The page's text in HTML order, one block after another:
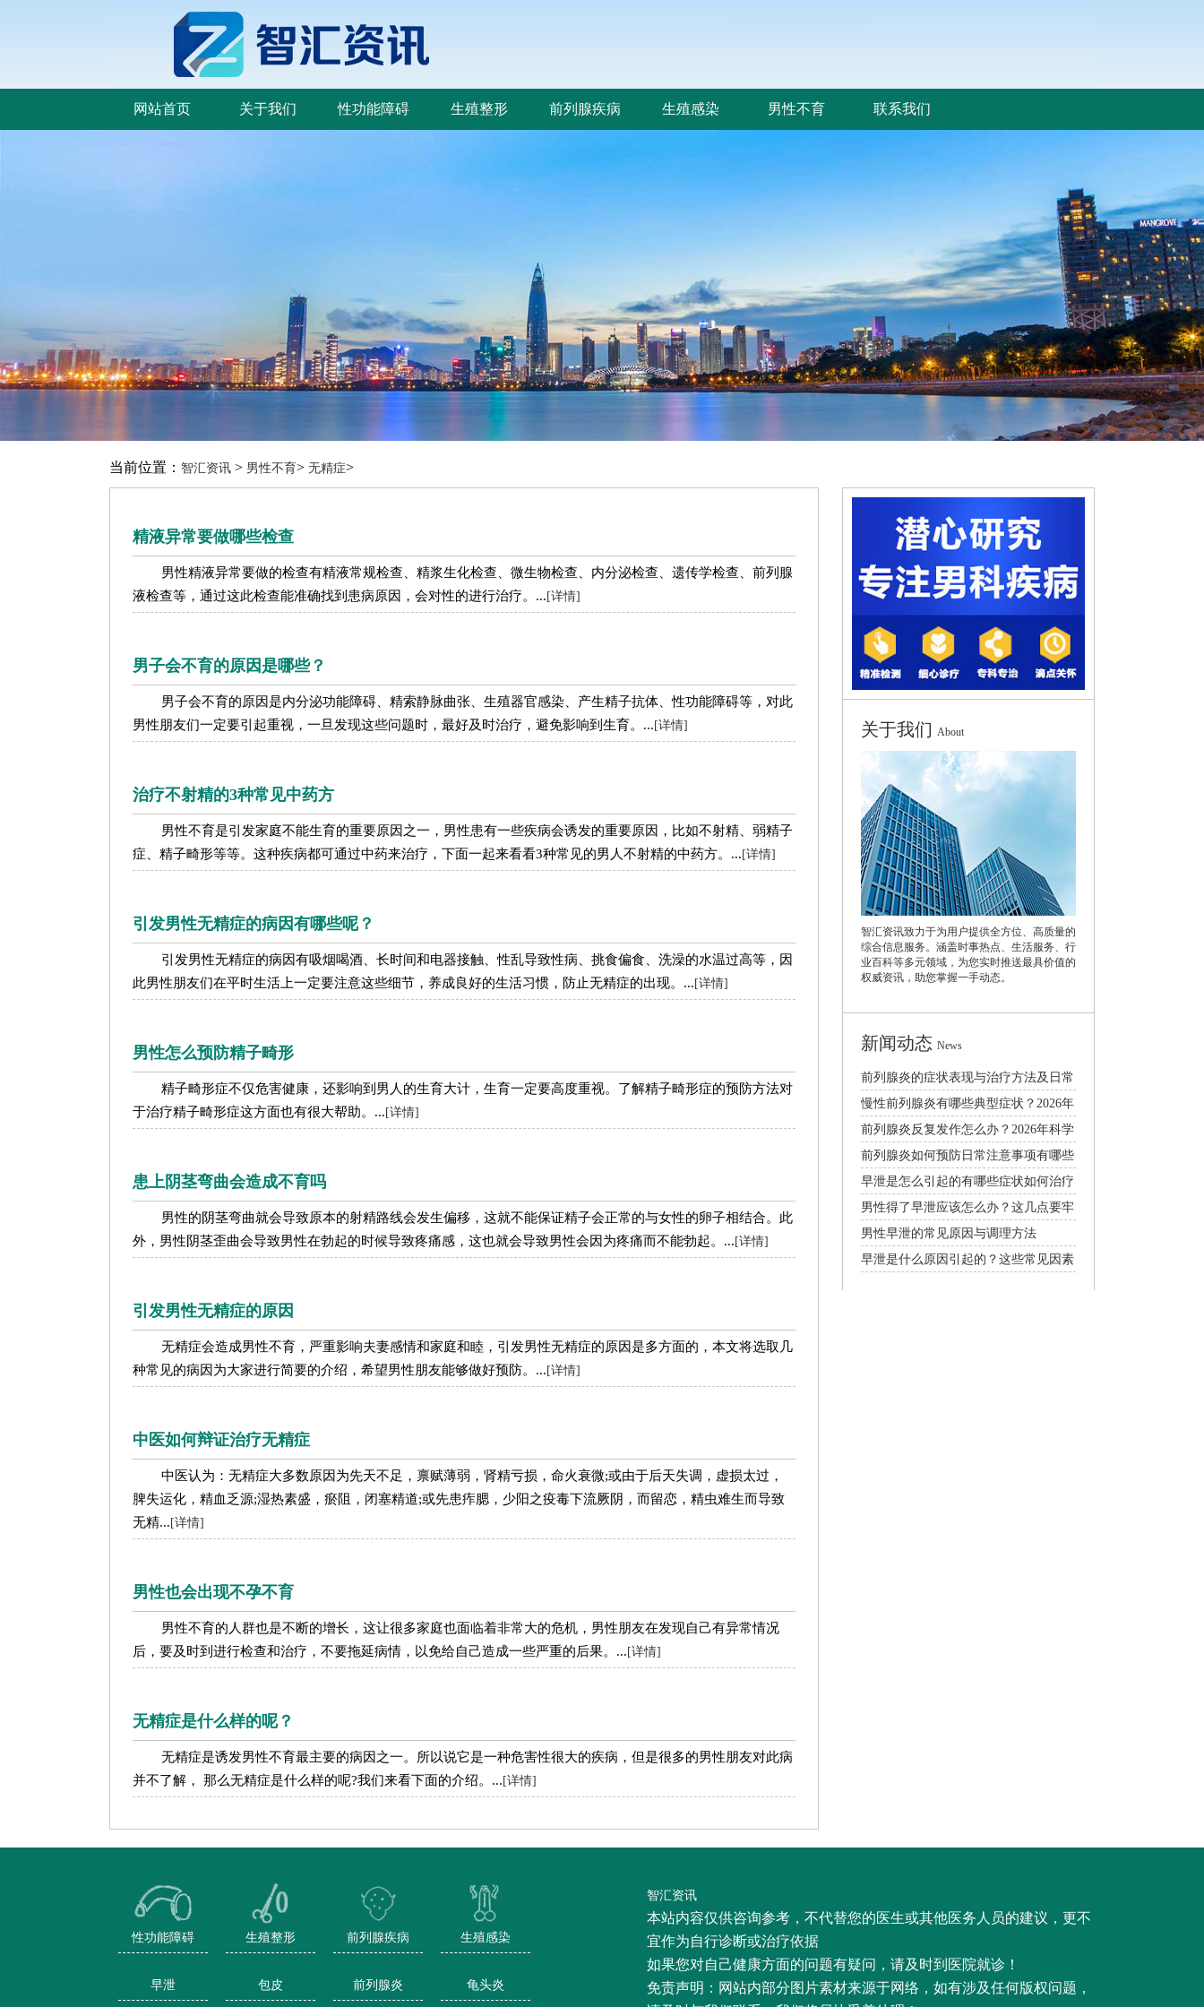
网站首页 关于我们 性功能障碍 生殖整形 前列腺疾病 生殖感染 男性不育 联系我们
当前位置： 智汇资讯 > 男性不育> 无精症>
精液异常要做哪些检查
男性精液异常要做的检查有精液常规检查、精浆生化检查、微生物检查、内分泌检查、遗传学检查、前列腺
液检查等，通过这此检查能准确找到患病原因，会对性的进行治疗。...[详情]
男子会不育的原因是哪些？
男子会不育的原因是内分泌功能障碍、精索静脉曲张、生殖器官感染、产生精子抗体、性功能障碍等，对此
男性朋友们一定要引起重视，一旦发现这些问题时，最好及时治疗，避免影响到生育。...[详情]
治疗不射精的3种常见中药方
男性不育是引发家庭不能生育的重要原因之一，男性患有一些疾病会诱发的重要原因，比如不射精、弱精子
症、精子畸形等等。这种疾病都可通过中药来治疗，下面一起来看看3种常见的男人不射精的中药方。...[详情]
引发男性无精症的病因有哪些呢？
引发男性无精症的病因有吸烟喝酒、长时间和电器接触、性乱导致性病、挑食偏食、洗澡的水温过高等，因
此男性朋友们在平时生活上一定要注意这些细节，养成良好的生活习惯，防止无精症的出现。...[详情]
男性怎么预防精子畸形
精子畸形症不仅危害健康，还影响到男人的生育大计，生育一定要高度重视。了解精子畸形症的预防方法对
于治疗精子畸形症这方面也有很大帮助。...[详情]
患上阴茎弯曲会造成不育吗
男性的阴茎弯曲就会导致原本的射精路线会发生偏移，这就不能保证精子会正常的与女性的卵子相结合。此
外，男性阴茎歪曲会导致男性在勃起的时候导致疼痛感，这也就会导致男性会因为疼痛而不能勃起。...[详情]
引发男性无精症的原因
无精症会造成男性不育，严重影响夫妻感情和家庭和睦，引发男性无精症的原因是多方面的，本文将选取几
种常见的病因为大家进行简要的介绍，希望男性朋友能够做好预防。...[详情]
中医如何辩证治疗无精症
中医认为：无精症大多数原因为先天不足，禀赋薄弱，肾精亏损，命火衰微;或由于后天失调，虚损太过，
脾失运化，精血乏源;湿热素盛，瘀阻，闭塞精道;或先患痄腮，少阳之疫毒下流厥阴，而留恋，精虫难生而导致
无精...[详情]
男性也会出现不孕不育
男性不育的人群也是不断的增长，这让很多家庭也面临着非常大的危机，男性朋友在发现自己有异常情况
后，要及时到进行检查和治疗，不要拖延病情，以免给自己造成一些严重的后果。...[详情]
无精症是什么样的呢？
无精症是诱发男性不育最主要的病因之一。所以说它是一种危害性很大的疾病，但是很多的男性朋友对此病
并不了解， 那么无精症是什么样的呢?我们来看下面的介绍。...[详情]
关于我们 About
智汇资讯致力于为用户提供全方位、高质量的
综合信息服务。涵盖时事热点、生活服务、行
业百科等多元领域，为您实时推送最具价值的
权威资讯，助您掌握一手动态。
新闻动态 News
前列腺炎的症状表现与治疗方法及日常
护理注意事项详解
慢性前列腺炎有哪些典型症状？2026年
科学治疗与日常预防指南
前列腺炎反复发作怎么办？2026年科学
治疗与日常护理方法
前列腺炎如何预防日常注意事项有哪些
早泄是怎么引起的有哪些症状如何治疗
男性得了早泄应该怎么办？这几点要牢
记
男性早泄的常见原因与调理方法
早泄是什么原因引起的？这些常见因素
性功能障碍
早泄
生殖整形
包皮
前列腺疾病
前列腺炎
生殖感染
龟头炎
智汇资讯
本站内容仅供咨询参考，不代替您的医生或其他医务人员的建议，更不
宜作为自行诊断或治疗依据
如果您对自己健康方面的问题有疑问，请及时到医院就诊！
免责声明：网站内部分图片素材来源于网络，如有涉及任何版权问题，